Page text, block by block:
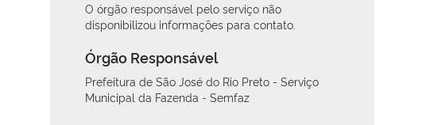
O órgão responsável pelo serviço não
disponibilizou informações para contato.
Órgão Responsável
Prefeitura de São José do Rio Preto - Serviço
Municipal da Fazenda - Semfaz